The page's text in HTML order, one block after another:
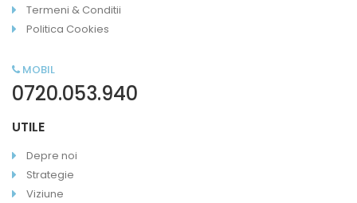
Termeni & Conditii
Politica Cookies
MOBIL
0720.053.940
UTILE
Depre noi
Strategie
Viziune